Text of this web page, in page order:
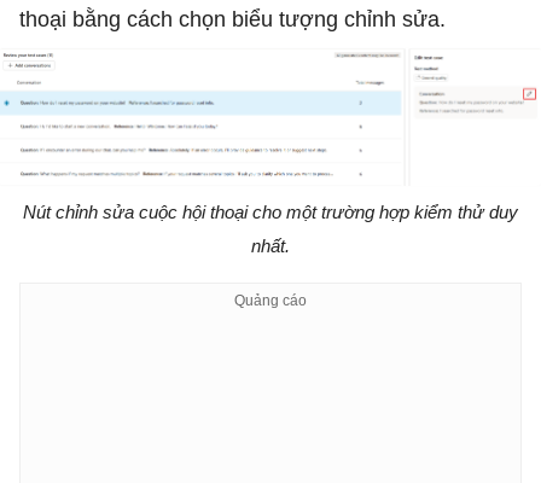
thoại bằng cách chọn biểu tượng chỉnh sửa.
Nút chỉnh sửa cuộc hội thoại cho một trường hợp kiểm thử duy
nhất.